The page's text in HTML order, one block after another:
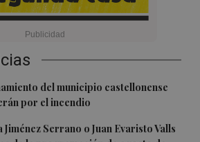
del municipio castellonense
por el incendio
Serrano o Juan Evaristo Valls